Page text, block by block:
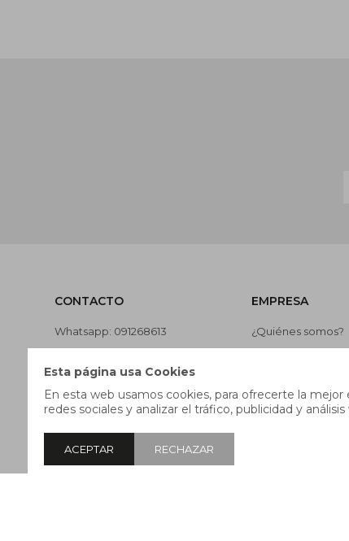
Esta página usa Cookies
En esta web usamos cookies, para ofrecerte la
redes sociales y analizar el tráfico, publicidad y análisis
ACEPTAR RECHAZAR
CONTACTO
Whatsapp: 091268613
Lunes a jueves de 9:00 a 13:00 y
de 14:00 a 17:45, viernes de 9:30
a 13:00 y de 14:00 a 17:45.
EMPRESA
¿Quiénes somos?
Nuestras tiendas